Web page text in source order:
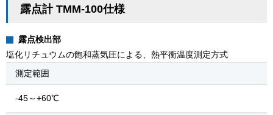
露点計 TMM-100仕様
露点検出部
塩化リチュウムの飽和蒸気圧による、熱平衡温度測定方式
測定範囲
-45～+60℃